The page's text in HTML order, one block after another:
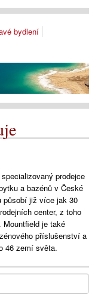
bydlení
prodejce
a bazénů v České
působí již více jak 30
center, z toho
Mountfield je také
příslušenství a
46 zemí světa.